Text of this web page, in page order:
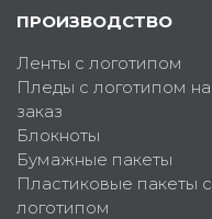
ПРОИЗВОДСТВО
Ленты с логотипом
Пледы с логотипом на
заказ
Блокноты
Бумажные пакеты
Пластиковые пакеты с
логотипом